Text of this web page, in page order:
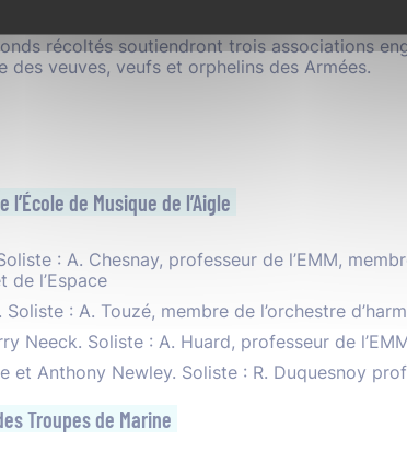
récoltés soutiendront trois associations
des veuves, veufs et orphelins des Armées.
de Musique de l’Aigle
: A. Chesnay, professeur de l’EMM,
de l’Espace
Soliste : A. Touzé, membre de l’orchestre
Neeck. Soliste : A. Huard, professeur de
et Anthony Newley. Soliste : R. Duquesnoy
Troupes de Marine